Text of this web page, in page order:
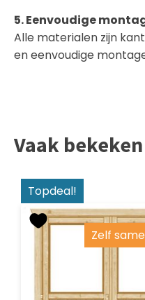
5. Eenvoudige
Alle materialen zijn
en eenvoudige
Vaak bekeken
Zelf
Topdeal!